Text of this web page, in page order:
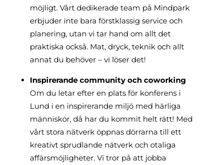
möjligt. Vårt dedikerade team på Mindpark
erbjuder inte bara förstklassig service och
planering, utan vi tar hand om allt det
praktiska också. Mat, dryck, teknik och allt
annat du behöver – vi löser det!
Inspirerande community och coworking
Om du letar efter en plats för konferens i
Lund i en inspirerande miljö med härliga
människor, då har du kommit helt rätt! Med
vårt stora nätverk öppnas dörrarna till ett
kreativt sprudlande nätverk och otaliga
affärsmöjligheter. Vi tror på att jobba